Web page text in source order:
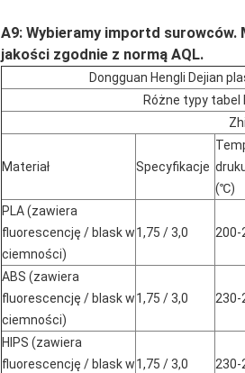
A9: Wybieramy importd surowców.
jakości zgodnie z normą AQL.
Dongguan Hengli Dejian
Różne typy
Materiał Specyfikacje
(℃)
PLA (zawiera
fluorescencję / blask w
ciemności)
1,75 / 3,0 200-
ABS (zawiera
fluorescencję / blask w
ciemności)
1,75 / 3,0 230-
HIPS (zawiera
fluorescencję / blask w1,75 / 3,0 230-